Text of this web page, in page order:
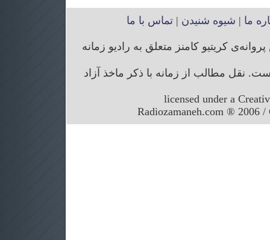
ما | شیوه شنیدن |تماس با ما
کریتیو کامنز متعلق به رادیو زمانه
نقل مطالب از زمانه با ذکر ماخذ آزاد
licensed under a